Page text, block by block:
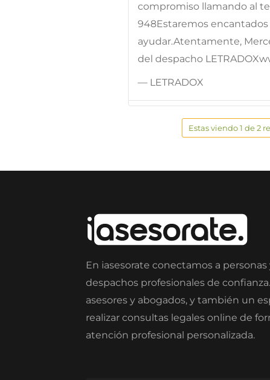
compromiso llamando al
948Estaremos
ayudar.Atentamente,
del despacho
— LETRADOX
Estas viendo 1 de 2
En iasesorate conectamos a
despachos profesionales de
asesores y abogados, y también un
realizar consultas legales online de
atención profesional personalizada.